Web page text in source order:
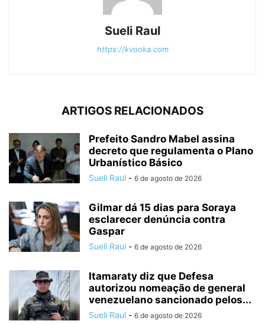
Sueli Raul
https://kvooka.com
ARTIGOS RELACIONADOS
Prefeito Sandro Mabel assina
decreto que regulamenta o Plano
Urbanístico Básico
Sueli Raul - 6 de agosto de 2026
Gilmar dá 15 dias para Soraya
esclarecer denúncia contra
Gaspar
Sueli Raul - 6 de agosto de 2026
Itamaraty diz que Defesa
autorizou nomeação de general
venezuelano sancionado pelos...
Sueli Raul - 6 de agosto de 2026